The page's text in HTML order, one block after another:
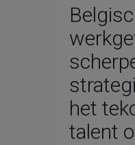
het
talent